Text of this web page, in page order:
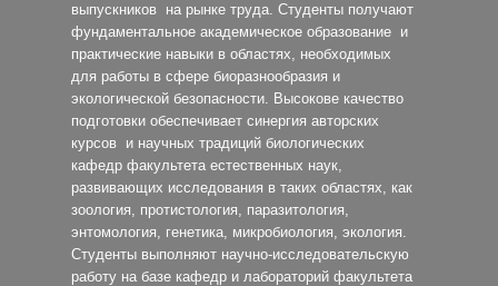
выпускников на рынке труда. Студенты получают
фундаментальное академическое образование и
практические навыки в областях, необходимых
для работы в сфере биоразнообразия и
экологической безопасности. Высокове качество
подготовки обеспечивает синергия авторских
курсов и научных традиций биологических
кафедр факультета естественных наук,
развивающих исследования в таких областях, как
зоология, протистология, паразитология,
энтомология, генетика, микробиология, экология.
Студенты выполняют научно-исследовательскую
работу на базе кафедр и лабораторий факультета